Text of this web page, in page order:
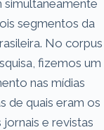
simultaneamente
segmentos da
No corpus
fizemos um
nas mídias
de quais eram os
jornais e revistas